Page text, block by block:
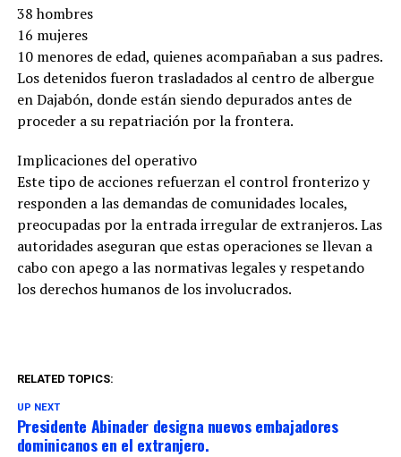
38 hombres
16 mujeres
10 menores de edad, quienes acompañaban a sus padres.
Los detenidos fueron trasladados al centro de albergue
en Dajabón, donde están siendo depurados antes de
proceder a su repatriación por la frontera.
Implicaciones del operativo
Este tipo de acciones refuerzan el control fronterizo y
responden a las demandas de comunidades locales,
preocupadas por la entrada irregular de extranjeros. Las
autoridades aseguran que estas operaciones se llevan a
cabo con apego a las normativas legales y respetando
los derechos humanos de los involucrados.
RELATED TOPICS:
UP NEXT
Presidente Abinader designa nuevos embajadores
dominicanos en el extranjero.